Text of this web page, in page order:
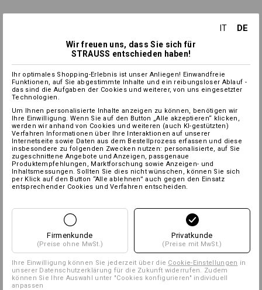
IT DE
Wir freuen uns, dass Sie sich für
STRAUSS entschieden haben!
Ihr optimales Shopping-Erlebnis ist unser Anliegen! Einwandfreie
Funktionen, auf Sie abgestimmte Inhalte und ein reibungsloser Ablauf -
das sind die Aufgaben der Cookies und weiterer, von uns eingesetzter
Technologien.
Um Ihnen personalisierte Inhalte anzeigen zu können, benötigen wir
Ihre Einwilligung. Wenn Sie auf den Button „Alle akzeptieren“ klicken,
werden wir anhand von Cookies und weiteren (auch KI-gestützten)
Verfahren Informationen über Ihre Interaktionen auf unserer
Internetseite sowie Daten aus dem Bestellprozess erfassen und diese
insbesondere zu folgenden Zwecken nutzen: personalisierte, auf Sie
zugeschnittene Angebote und Anzeigen, passgenaue
Produktempfehlungen, Marktforschung sowie Anzeigen- und
Inhaltsmessungen. Sollten Sie dies nicht wünschen, können Sie sich
per Klick auf den Button “Alle ablehnen” auch gegen den Einsatz
entsprechender Cookies und Verfahren entscheiden.
Firmenkunde
(Preise ohne MwSt.)
Privatkunde
(Preise mit MwSt.)
Ihre Einwilligung können Sie jederzeit über die Cookie-Einstellungen in
unserer Datenschutzerklärung für die Zukunft widerrufen. Zudem
können Sie Ihre Auswahl unter "Cookies konfigurieren" individuell
anpassen